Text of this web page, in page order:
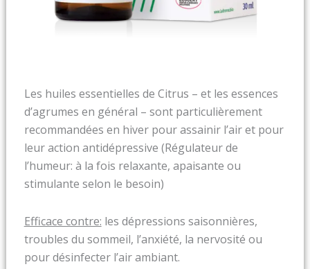
Les huiles essentielles de Citrus – et les essences
d’agrumes en général – sont particulièrement
recommandées en hiver pour assainir l’air et pour
leur action antidépressive (Régulateur de
l’humeur: à la fois relaxante, apaisante ou
stimulante selon le besoin)
Efficace contre: les dépressions saisonnières,
troubles du sommeil, l’anxiété, la nervosité ou
pour désinfecter l’air ambiant.